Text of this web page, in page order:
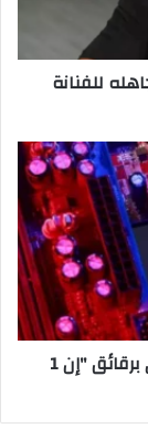
للفنانة
إنفيديا تطلق حواسيب الذكاء الاصطناعي برقائق "إن 1